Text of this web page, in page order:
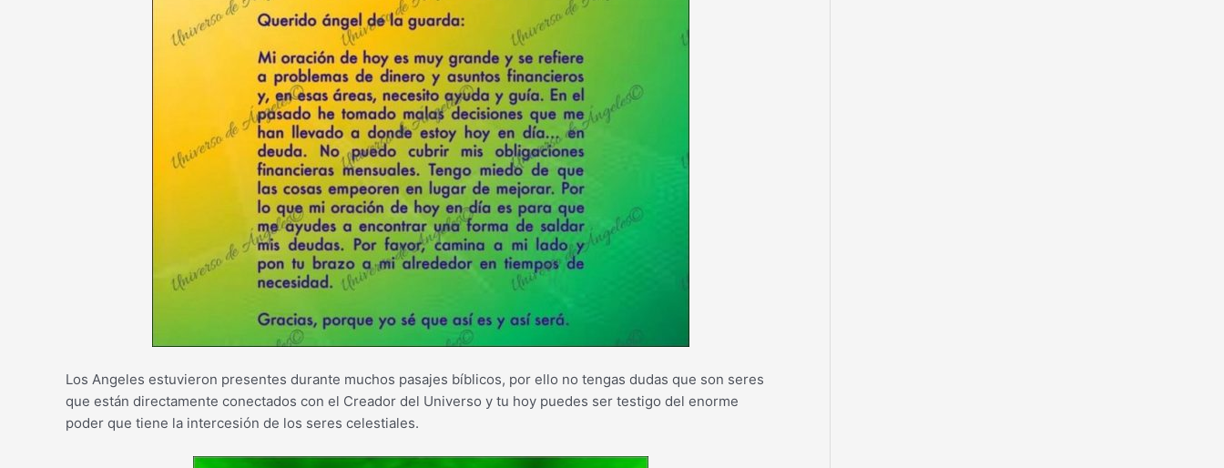
Los Angeles estuvieron presentes durante muchos pasajes bíblicos, por ello no tengas dudas que son seres
que están directamente conectados con el Creador del Universo y tu hoy puedes ser testigo del enorme
poder que tiene la intercesión de los seres celestiales.